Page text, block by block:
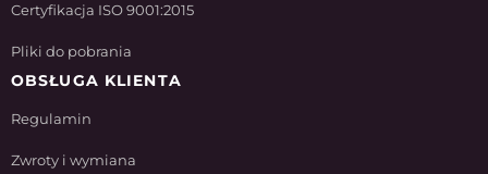
Certyfikacja ISO 9001:2015
Pliki do pobrania
OBSŁUGA KLIENTA
Regulamin
Zwroty i wymiana